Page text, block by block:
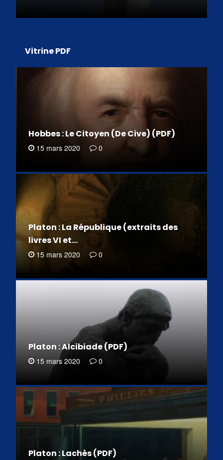
Vitrine PDF
Hobbes : Le Citoyen (De Cive) (PDF)
15 mars 2020 0
Platon : La République (extraits des
livres VI et…
15 mars 2020 0
Platon : Alcibiade (PDF)
15 mars 2020 0
Platon : Lachès (PDF)